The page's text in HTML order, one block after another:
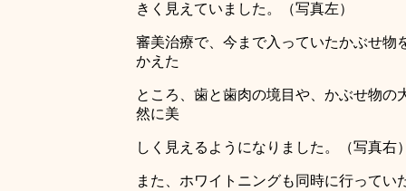
きく見えていました。（写真左）
審美治療で、今まで入っていたかぶせ物
かえた
ところ、歯と歯肉の境目や、かぶせ物
然に美
しく見えるようになりました。（写真右
また、ホワイトニングも同時に行って